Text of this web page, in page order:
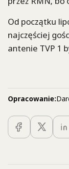
Od początku
najczęściej
antenie TVP 1
Opracowanie: